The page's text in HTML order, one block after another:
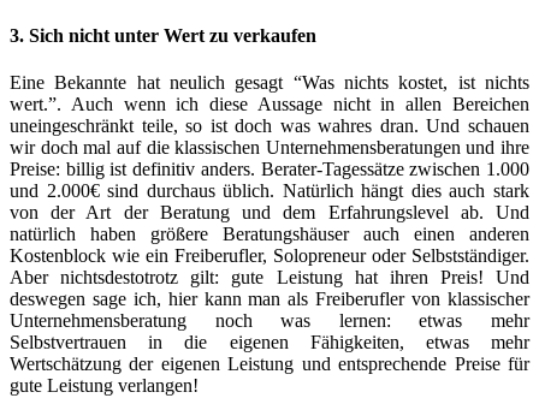
3. Sich nicht unter Wert zu verkaufen
Eine Bekannte hat neulich gesagt “Was nichts kostet, ist nichts
wert.”. Auch wenn ich diese Aussage nicht in allen Bereichen
uneingeschränkt teile, so ist doch was wahres dran. Und schauen
wir doch mal auf die klassischen Unternehmensberatungen und ihre
Preise: billig ist definitiv anders. Berater-Tagessätze zwischen 1.000
und 2.000€ sind durchaus üblich. Natürlich hängt dies auch stark
von der Art der Beratung und dem Erfahrungslevel ab. Und
natürlich haben größere Beratungshäuser auch einen anderen
Kostenblock wie ein Freiberufler, Solopreneur oder Selbstständiger.
Aber nichtsdestotrotz gilt: gute Leistung hat ihren Preis! Und
deswegen sage ich, hier kann man als Freiberufler von klassischer
Unternehmensberatung noch was lernen: etwas mehr
Selbstvertrauen in die eigenen Fähigkeiten, etwas mehr
Wertschätzung der eigenen Leistung und entsprechende Preise für
gute Leistung verlangen!